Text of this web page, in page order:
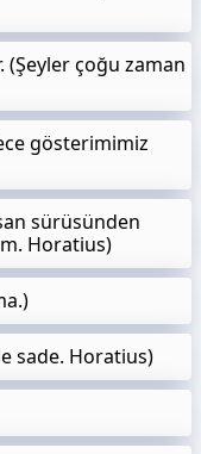
çoğu zaman
gösterimimiz
sürüsünden
Horatius)
sade. Horatius)